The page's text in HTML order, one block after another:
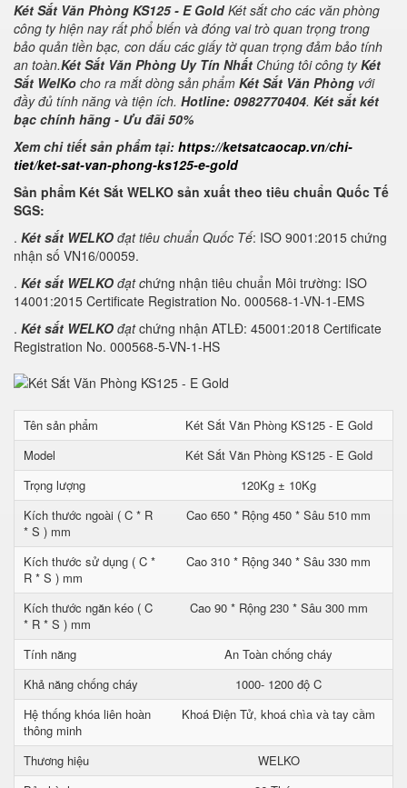
Két Sắt Văn Phòng KS125 - E GoldKét sắt cho các văn phòng
công ty hiện nay rất phổ biến và đóng vai trò quan trọng trong
bảo quản tiền bạc, con dấu các giấy tờ quan trọng đảm bảo tính
an toàn.Két Sắt Văn Phòng Uy Tín Nhất Chúng tôi công tyKét
Sắt WelKo cho ra mắt dòng sản phẩm Két Sắt Văn Phòng với
đầy đủ tính năng và tiện ích. Hotline: 0982770404. Két sắt két
bạc chính hãng - Ưu đãi 50%
Xem chi tiết sản phẩm tại: https://ketsatcaocap.vn/chi-
tiet/ket-sat-van-phong-ks125-e-gold
Sản phẩm Két Sắt WELKO sản xuất theo tiêu chuẩn Quốc Tế
SGS:
. Két sắt WELKO đạt tiêu chuẩn Quốc Tế: ISO 9001:2015 chứng
nhận số VN16/00059.
. Két sắt WELKO đạt chứng nhận tiêu chuẩn Môi trường: ISO
14001:2015 Certificate Registration No. 000568-1-VN-1-EMS
. Két sắt WELKO đạtchứng nhận ATLĐ: 45001:2018 Certificate
Registration No. 000568-5-VN-1-HS
Tên sản phẩm
Két Sắt Văn Phòng KS125 - E Gold
Model
Két Sắt Văn Phòng KS125 - E Gold
Trọng lượng
120Kg ± 10Kg
Kích thước ngoài ( C * R
* S ) mm
Cao 650 * Rộng 450 * Sâu 510 mm
Kích thước sử dụng ( C *
R * S ) mm
Cao 310 * Rộng 340 * Sâu 330 mm
Kích thước ngăn kéo ( C
* R * S ) mm
Cao 90 * Rộng 230 * Sâu 300 mm
Tính năng
An Toàn chống cháy
Khả năng chống cháy
1000- 1200 độ C
Hệ thống khóa liên hoàn
thông minh
Khoá Điện Tử, khoá chìa và tay cầm
Thương hiệu
WELKO